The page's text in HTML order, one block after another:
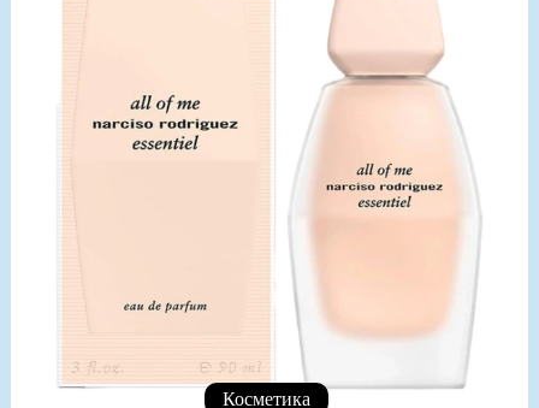
Косметика